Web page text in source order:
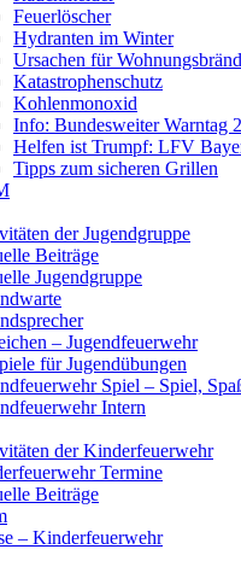
Feuerlöscher
Hydranten im Winter
Ursachen für
Katastrophenschutz
Kohlenmonoxid
Info: Bundesweiter Warntag
Helfen ist Trumpf: LFV
Tipps zum sicheren Grillen
der Jugendgruppe
Beiträge
Jugendgruppe
– Jugendfeuerwehr
für Jugendübungen
Spiel – Spiel,
Intern
der Kinderfeuerwehr
Termine
Beiträge
– Kinderfeuerwehr